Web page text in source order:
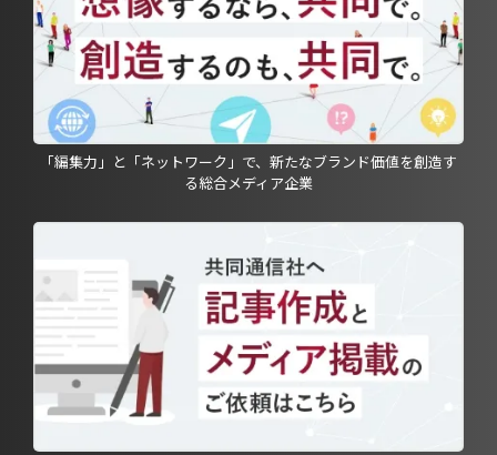
「編集力」と「ネットワーク」で、新たなブランド価値を創造す
る総合メディア企業